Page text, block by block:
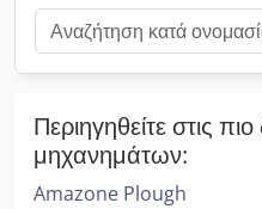
Περιηγηθείτε στις
μηχανημάτων:
Amazone Plough